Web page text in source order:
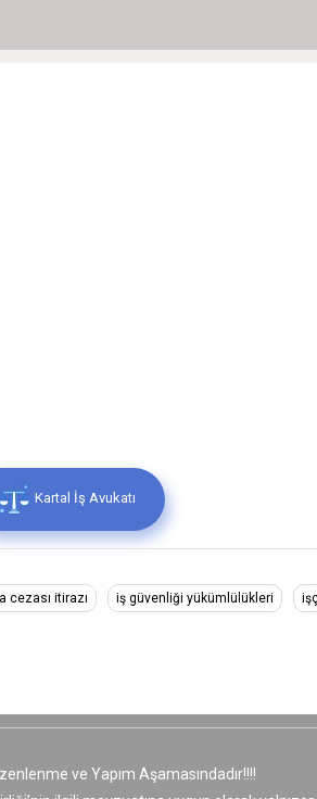
Kartal İş Avukatı
cezası itirazı iş güvenliği yükümlülükleri
ve Yapım Aşamasındadır!!!!